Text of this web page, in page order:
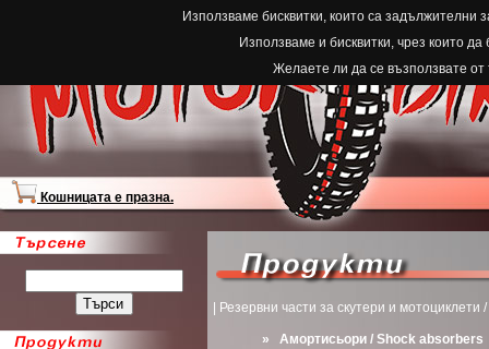
Използваме бисквитки, които са задължителни
Използваме и бисквитки, чрез които
Желаете ли да се възползвате от
Кошницата е празна.
| Резервни части за скутери и
» Амортисьори / Shock absorbers